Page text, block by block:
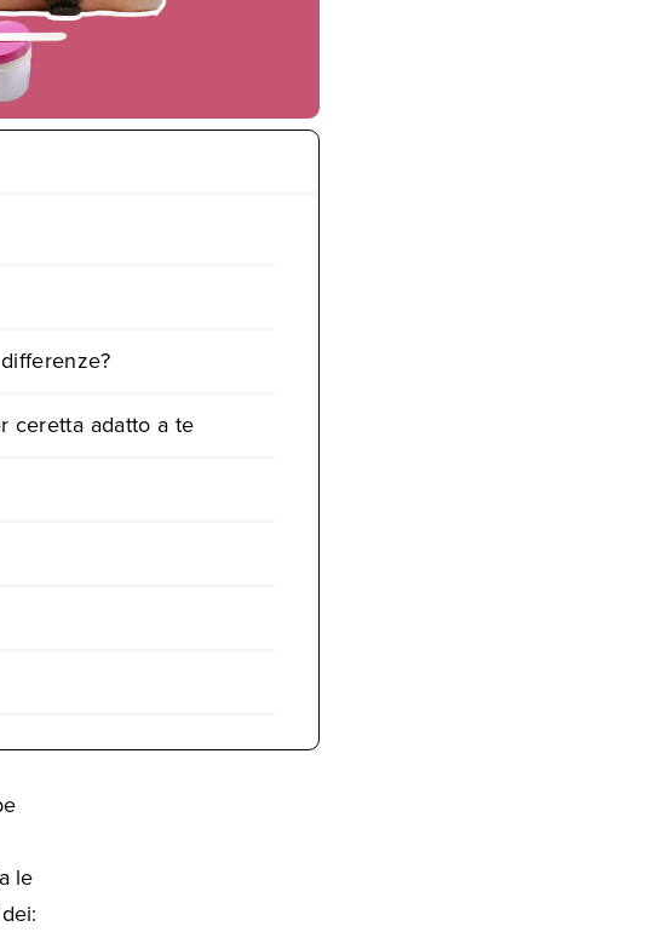
ceretta adatto a te
le